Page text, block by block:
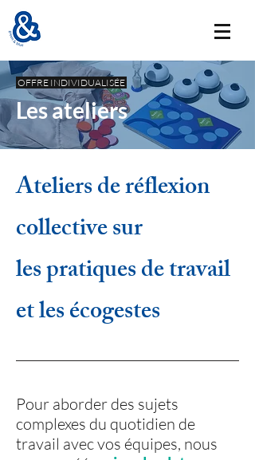
OFFRE INDIVIDUALISÉE
Les ateliers
Ateliers de réflexion
collective sur
les pratiques de travail
et les écogestes
Pour aborder des sujets
complexes du quotidien de
travail avec vos équipes, nous